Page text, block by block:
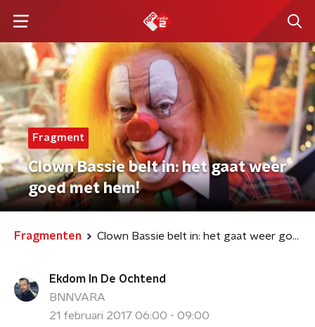
Fragment
Clown Bassie belt in: het gaat weer
goed met hem!
Fragmenten Clown Bassie belt in: het gaat weer goed met hem!
Ekdom In De Ochtend
BNNVARA
21 februari 2017 06:00 - 09:00